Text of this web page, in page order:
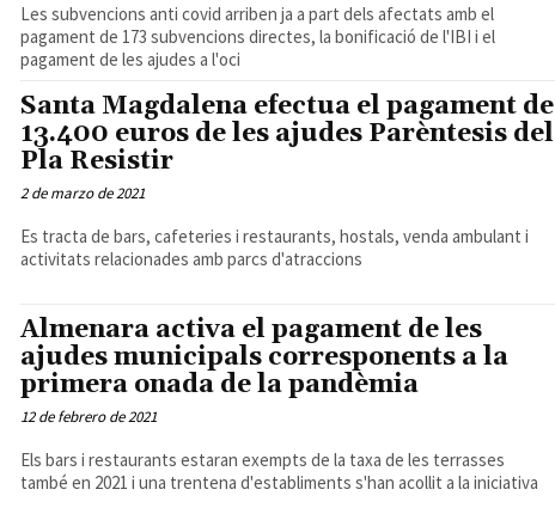
Les subvencions anti covid arriben ja a part dels afectats amb el
pagament de 173 subvencions directes, la bonificació de l'IBI i el
pagament de les ajudes a l'oci
Santa Magdalena efectua el pagament de
13.400 euros de les ajudes Parèntesis del
Pla Resistir
2 de marzo de 2021
Es tracta de bars, cafeteries i restaurants, hostals, venda ambulant i
activitats relacionades amb parcs d'atraccions
Almenara activa el pagament de les
ajudes municipals corresponents a la
primera onada de la pandèmia
12 de febrero de 2021
Els bars i restaurants estaran exempts de la taxa de les terrasses
també en 2021 i una trentena d'establiments s'han acollit a la iniciativa